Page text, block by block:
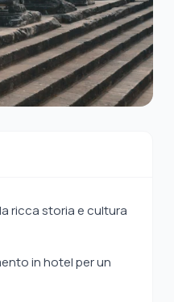
ricca storia e cultura
in hotel per un